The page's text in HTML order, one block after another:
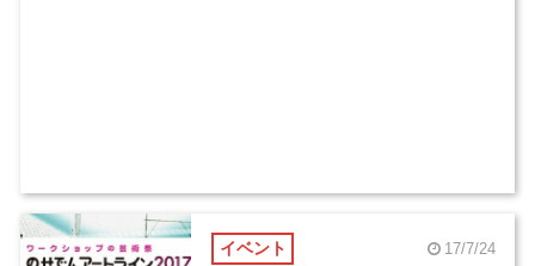
イベント 17/7/24